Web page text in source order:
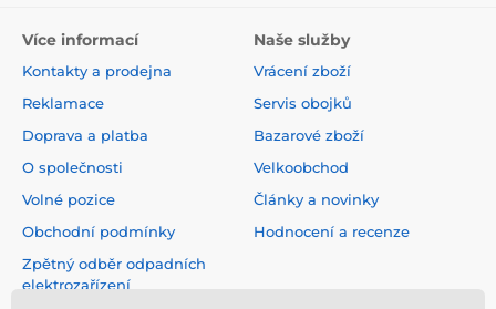
Více informací
Kontakty a prodejna
Reklamace
Doprava a platba
O společnosti
Volné pozice
Obchodní podmínky
Zpětný odběr odpadních
elektrozařízení
Naše služby
Vrácení zboží
Servis obojků
Bazarové zboží
Velkoobchod
Články a novinky
Hodnocení a recenze